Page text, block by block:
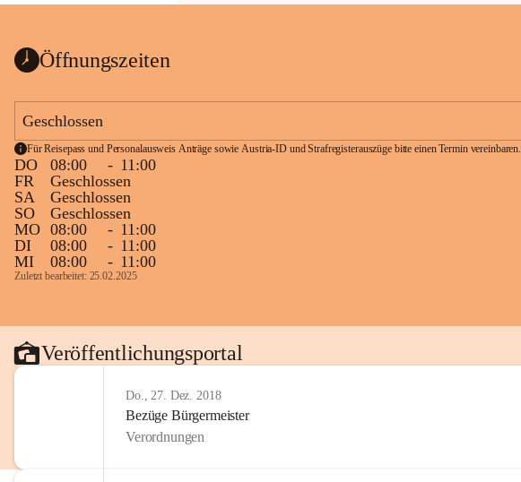
Öffnungszeiten
Geschlossen
Für Reisepass und Personalausweis Anträge sowie Austria-ID und Strafregisterauszüge bitte einen Termin vereinbaren.
DO 08:00 - 11:00
FR
Geschlossen
SA
Geschlossen
SO
Geschlossen
MO 08:00 - 11:00
DI
08:00 - 11:00
MI
08:00 - 11:00
Zuletzt bearbeitet: 25.02.2025
Veröffentlichungsportal
Do., 27. Dez. 2018
Bezüge Bürgermeister
Verordnungen